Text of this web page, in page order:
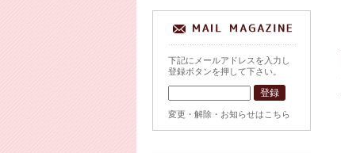
下記にメールアドレスを入力し
登録ボタンを押して下さい。
変更・解除・お知らせはこちら